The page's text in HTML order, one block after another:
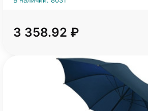
3 358.92 ₽